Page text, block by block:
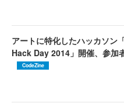
アートに特化したハッカソン
Hack Day 2014」開催、参加
CodeZine